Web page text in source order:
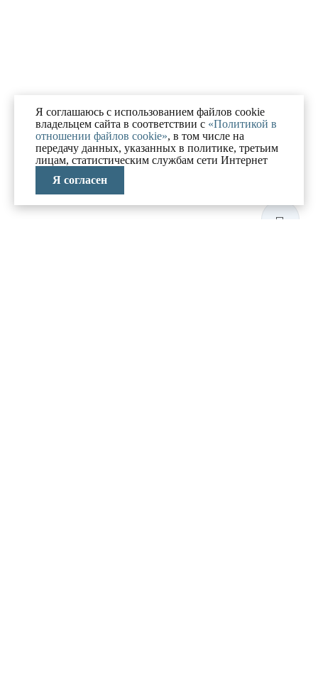
Я соглашаюсь с использованием файлов cookie
владельцем сайта в соответствии с «Политикой в
отношении файлов cookie», в том числе на
передачу данных, указанных в политике, третьим
лицам, статистическим службам сети Интернет
Я согласен